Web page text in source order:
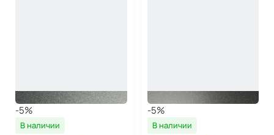
-5%
В наличии
-5%
В наличии